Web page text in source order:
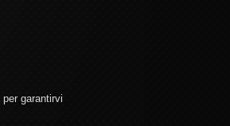
garantirvi